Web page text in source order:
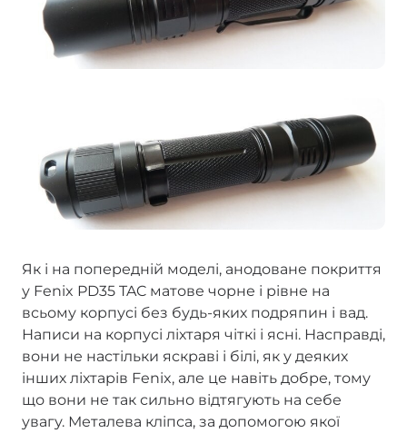
Як і на попередній моделі, анодоване покриття
у Fenix PD35 TAC матове чорне і рівне на
всьому корпусі без будь-яких подряпин і вад.
Написи на корпусі ліхтаря чіткі і ясні. Насправді,
вони не настільки яскраві і білі, як у деяких
інших ліхтарів Fenix, але це навіть добре, тому
що вони не так сильно відтягують на себе
увагу. Металева кліпса, за допомогою якої